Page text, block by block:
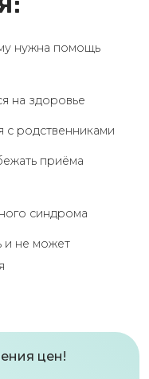
нужна помощь
на здоровье
с родственниками
приёма
синдрома
и не может
цен!